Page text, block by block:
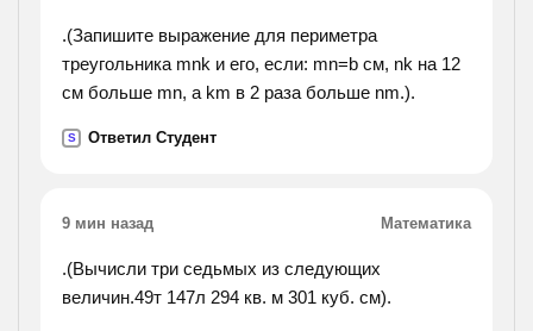
.(Запишите выражение для периметра
треугольника mnk и его, если: mn=b см, nk на 12
см больше mn, а km в 2 раза больше nm.).
S Ответил Студент
9 мин назад Математика
.(Вычисли три седьмых из следующих
величин.49т 147л 294 кв. м 301 куб. см).